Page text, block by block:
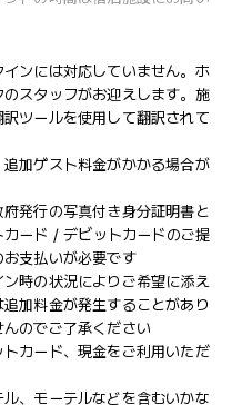
ンには対応していません。ホ
スタッフがお迎えします。施
ツールを使用して翻訳されて
加ゲスト料金がかかる場合が
発行の写真付き身分証明書と
ード / デビットカードのご提
支払いが必要です
時の状況によりご希望に添え
加料金が発生することがあり
のでご了承ください
カード、現金をご利用いただ
、モーテルなどを含むいかな